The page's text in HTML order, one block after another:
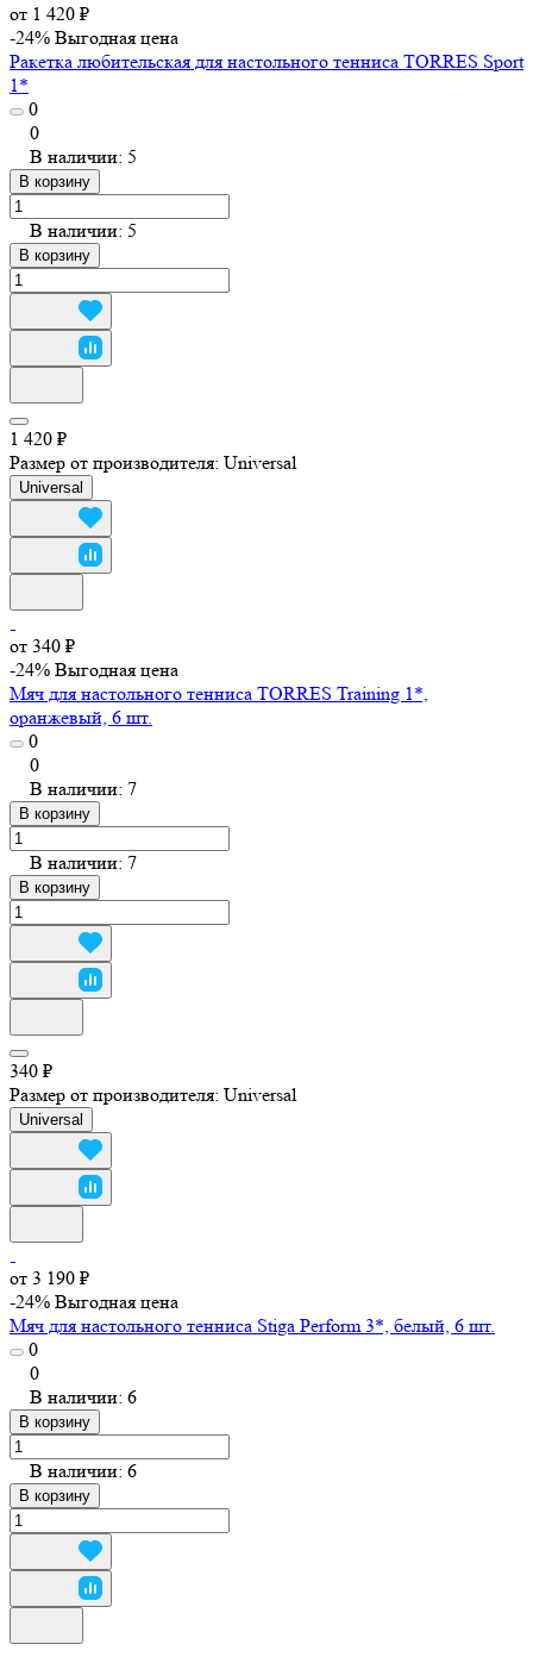
от 1 420 ₽
-24% Выгодная цена
Ракетка любительская для настольного тенниса TORRES Sport
1*
0
0
В наличии: 5
В корзину
В наличии: 5
В корзину
1 420 ₽
Размер от производителя: Universal
Universal
от 340 ₽
-24% Выгодная цена
Мяч для настольного тенниса TORRES Training 1*,
оранжевый, 6 шт.
0
0
В наличии: 7
В корзину
В наличии: 7
В корзину
340 ₽
Размер от производителя: Universal
Universal
от 3 190 ₽
-24% Выгодная цена
Мяч для настольного тенниса Stiga Perform 3*, белый, 6 шт.
0
0
В наличии: 6
В корзину
В наличии: 6
В корзину